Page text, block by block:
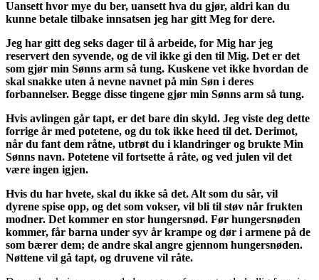
Uansett hvor mye du ber, uansett hva du gjør, aldri kan du
kunne betale tilbake innsatsen jeg har gitt Meg for dere.
Jeg har gitt deg seks dager til å arbeide, for Mig har jeg
reservert den syvende, og de vil ikke gi den til Mig. Det er det
som gjør min Sønns arm så tung. Kuskene vet ikke hvordan de
skal snakke uten å nevne navnet på min Søn i deres
forbannelser. Begge disse tingene gjør min Sønns arm så tung.
Hvis avlingen går tapt, er det bare din skyld. Jeg viste deg dette
forrige år med potetene, og du tok ikke heed til det. Derimot,
når du fant dem råtne, utbrøt du i klandringer og brukte Min
Sønns navn. Potetene vil fortsette å råte, og ved julen vil det
være ingen igjen.
Hvis du har hvete, skal du ikke så det. Alt som du sår, vil
dyrene spise opp, og det som vokser, vil bli til støv når frukten
modner. Det kommer en stor hungersnød. Før hungersnøden
kommer, får barna under syv år krampe og dør i armene på de
som bærer dem; de andre skal angre gjennom hungersnøden.
Nøttene vil gå tapt, og druvene vil råte.